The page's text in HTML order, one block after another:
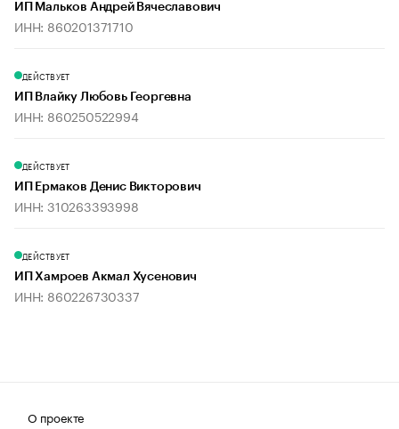
ИП Мальков Андрей Вячеславович
ИНН: 860201371710
ДЕЙСТВУЕТ
ИП Влайку Любовь Георгевна
ИНН: 860250522994
ДЕЙСТВУЕТ
ИП Ермаков Денис Викторович
ИНН: 310263393998
ДЕЙСТВУЕТ
ИП Хамроев Акмал Хусенович
ИНН: 860226730337
О проекте